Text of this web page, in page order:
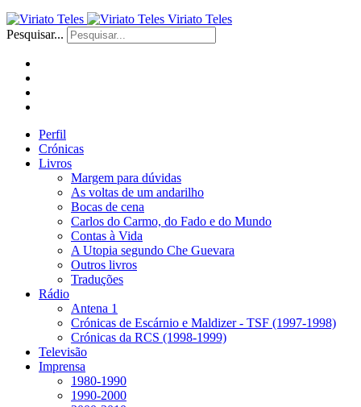
Viriato Teles
Pesquisar...
Perfil
Crónicas
Livros
Margem para dúvidas
As voltas de um andarilho
Bocas de cena
Carlos do Carmo, do Fado e do Mundo
Contas à Vida
A Utopia segundo Che Guevara
Outros livros
Traduções
Rádio
Antena 1
Crónicas de Escárnio e Maldizer - TSF (1997-1998)
Crónicas da RCS (1998-1999)
Televisão
Imprensa
1980-1990
1990-2000